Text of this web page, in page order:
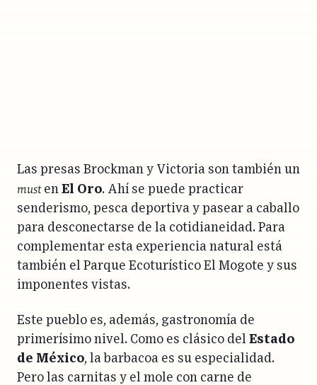
Las presas Brockman y Victoria son también un
musten El Oro. Ahí se puede practicar
senderismo, pesca deportiva y pasear a caballo
para desconectarse de la cotidianeidad. Para
complementar esta experiencia natural está
también el Parque Ecoturístico El Mogote y sus
imponentes vistas.
Este pueblo es, además, gastronomía de
primerísimo nivel. Como es clásico del Estado
de México, la barbacoa es su especialidad.
Pero las carnitas y el mole con carne de